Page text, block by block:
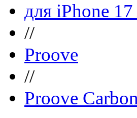
для iPhone
//
Proove
//
Proove